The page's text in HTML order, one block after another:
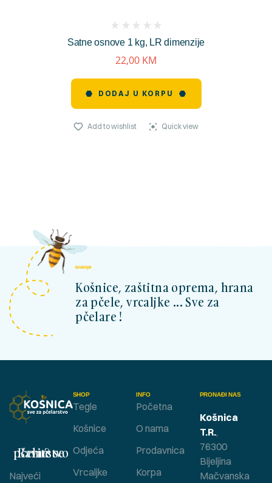
Satne osnove 1 kg, LR dimenzije
reviews)
22,00 KM
DODAJ U KORPU
Add to wishlist Quick view
kosnicashop.ba
Košnice, zaštitna oprema, hrana
za pčele, vrcaljke ... Sve za
pčelare !
SHOP
Tegle
Košnice
Odjeća
Vrcaljke
INFO
Početna
O nama
Prodavnica
Korpa
Bavite se pčelarstvom ?
Najveći
PRONAĐI NAS
Košnica
T.R.,
76300
Bijeljina
Mačvanska